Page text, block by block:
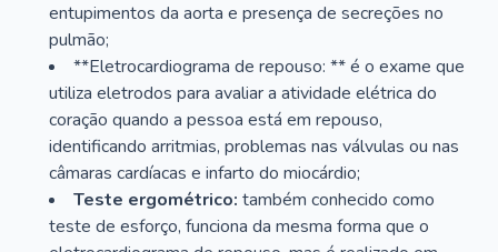
entupimentos da aorta e presença de secreções no
pulmão;
**Eletrocardiograma de repouso: ** é o exame que
utiliza eletrodos para avaliar a atividade elétrica do
coração quando a pessoa está em repouso,
identificando arritmias, problemas nas válvulas ou nas
câmaras cardíacas e infarto do miocárdio;
Teste ergométrico: também conhecido como
teste de esforço, funciona da mesma forma que o